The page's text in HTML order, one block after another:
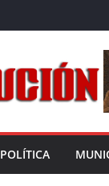
POLÍTICA